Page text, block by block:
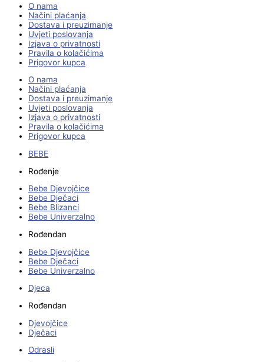
O nama
Načini plaćanja
Dostava i preuzimanje
Uvjeti poslovanja
Izjava o privatnosti
Pravila o kolačićima
Prigovor kupca
O nama
Načini plaćanja
Dostava i preuzimanje
Uvjeti poslovanja
Izjava o privatnosti
Pravila o kolačićima
Prigovor kupca
BEBE
Rođenje
Bebe Djevojčice
Bebe Dječaci
Bebe Blizanci
Bebe Univerzalno
Rođendan
Bebe Djevojčice
Bebe Dječaci
Bebe Univerzalno
Djeca
Rođendan
Djevojčice
Dječaci
Odrasli